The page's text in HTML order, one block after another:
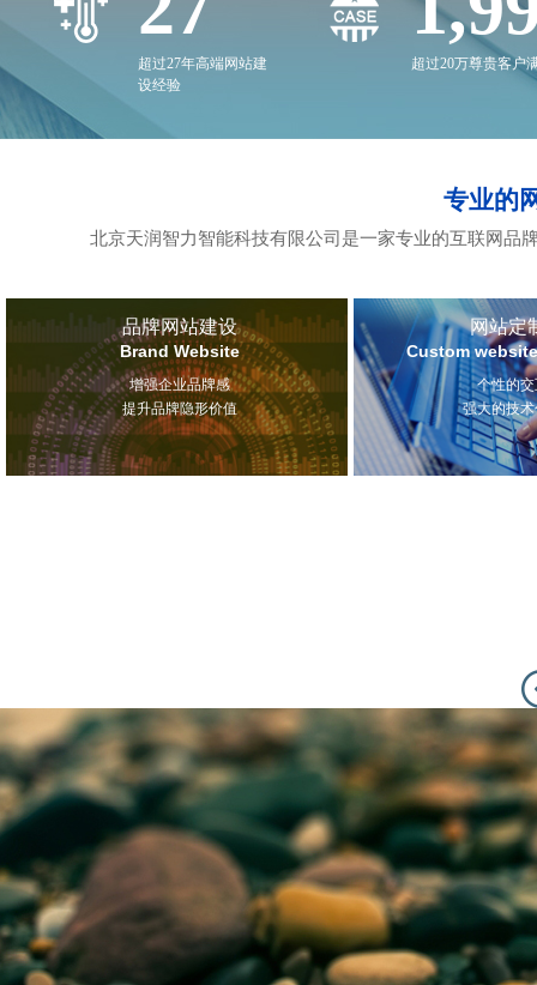
超过27年高端网站建
设经验
超过20万尊贵客户
专业的
北京天润智力智能科技有限公司是一家专业的互联网品
品牌网站建设
Brand Website
增强企业品牌感
提升品牌隐形价值
网站定
Custom
个性的
强大的技